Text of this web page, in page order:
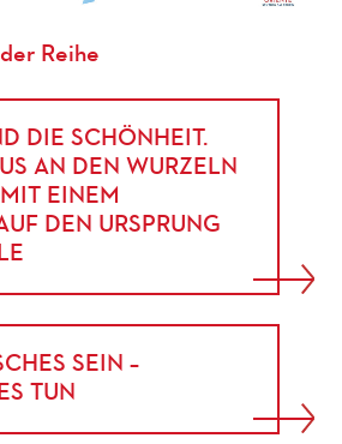
Reihe
DIE SCHÖNHEIT.
AN DEN WURZELN
EINEM
DEN URSPRUNG
SEIN –
TUN